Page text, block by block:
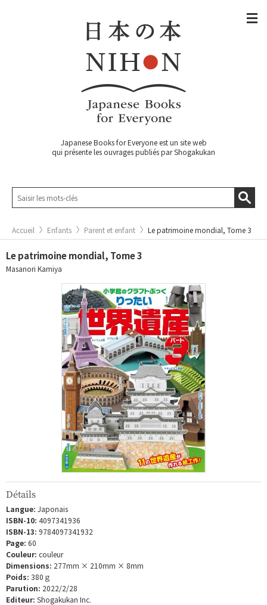
Japanese Books for Everyone est un site web
qui présente les ouvrages publiés par Shogakukan
Accueil Enfants Parent et enfant Le patrimoine mondial, Tome 3
Le patrimoine mondial, Tome 3
Masanori Kamiya
Détails
Langue: Japonais
ISBN-10: 4097341936
ISBN-13: 9784097341932
Page: 60
Couleur: couleur
Dimensions: 277mm × 210mm × 8mm
Poids: 380ｇ
Parution: 2022/2/28
Editeur: Shogakukan Inc.